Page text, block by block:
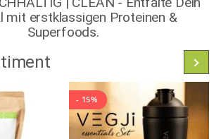
mit erstklassigen Proteinen &
Superfoods.
Alle
- 15%